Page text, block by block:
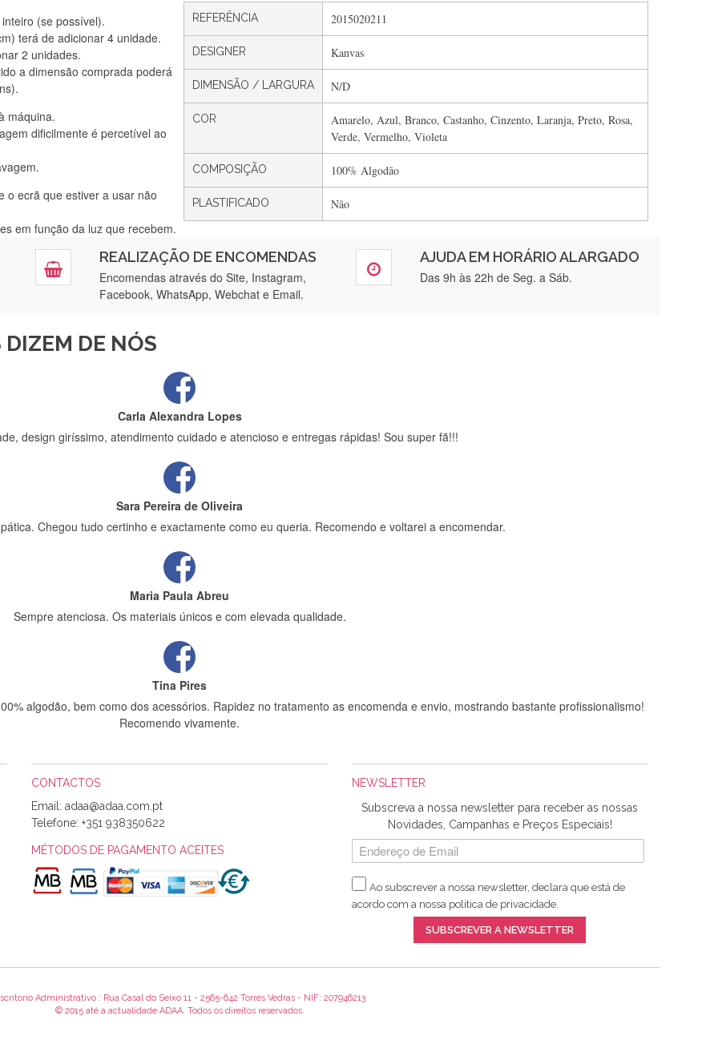
(se possível).
terá de adicionar 4 unidade.
2 unidades.
a dimensão comprada poderá
máquina.
dificilmente é percetível ao
o ecrã que estiver a usar não
em função da luz que recebem.
REFERÊNCIA 2015020211
DESIGNER Kanvas
DIMENSÃO / LARGURA N/D
COR
Amarelo, Azul, Branco, Castanho, Cinzento, Laranja, Preto, Rosa,
Verde, Vermelho, Violeta
COMPOSIÇÃO 100% Algodão
PLASTIFICADO Não
REALIZAÇÃO DE ENCOMENDAS
Encomendas através do Site, Instagram,
Facebook, WhatsApp, Webchat e Email.
AJUDA EM HORÁRIO ALARGADO
Das 9h às 22h de Seg. a Sáb.
DE NÓS
Silvia Lopes
Encomenda direitinha. Rapidez e segurança. Volto a encomendar.
Gostei ,Serviço bastante rápido. recomendo
Filipa Freire
5*. Hoje chegará a segunda encomenda feita de muitas certamente❤️
entrega e vinha muito bem protegida para o transporte, muito obrigada , serviço 5 estrelas
Carla Alexandra Lopes
design giríssimo, atendimento cuidado e atencioso e entregas rápidas! Sou super fã!!!
Sara Pereira de Oliveira
Chegou tudo certinho e exactamente como eu queria. Recomendo e voltarei a encomendar.
Maria Paula Abreu
Sempre atenciosa. Os materiais únicos e com elevada qualidade.
Tina Pires
algodão, bem como dos acessórios. Rapidez no tratamento as encomenda e envio, mostrando bastante profissionalismo!
Recomendo vivamente.
Sílvia Maria Bernardino Mestre
Informo que recebi hoje a encomenda, gostei muito dos tecidos.
Rosa Medeiros
acondicionados. Estou plenamente satisfeita com os produtos adquiridos. Relativamente à bolsa, tem um tecido com um
Futuramente penso voltar a comprar na vossa loja, têm excelentes artigos a um preço muito justo. A expedição da
Alexandra Morais
CONTACTOS
Email:
Telefone: +351 938350622
MÉTODOS DE PAGAMENTO ACEITES
NEWSLETTER
Subscreva a nossa newsletter para receber as nossas
Novidades, Campanhas e Preços Especiais!
Ao subscrever a nossa newsletter, declara que está de
acordo com a nossa política de privacidade.
SUBSCREVER A NEWSLETTER
Administrativo : Rua Casal do Seixo 11 - 2565-642 Torres Vedras - NIF: 207946213
© 2015 até a actualidade ADAA. Todos os direitos reservados.